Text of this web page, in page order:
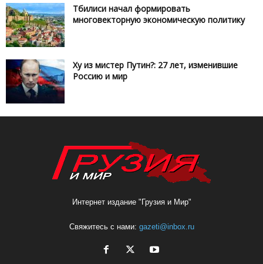
Тбилиси начал формировать
многовекторную экономическую политику
Ху из мистер Путин?: 27 лет, изменившие
Россию и мир
Интернет издание "Грузия и Мир"
Свяжитесь с нами: gazeti@inbox.ru